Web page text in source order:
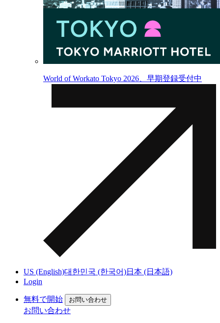
World of Workato Tokyo 2026、早期登録受付中
US (English)대한민국 (한국어)日本 (日本語)
Login
無料で開始 お問い合わせ
お問い合わせ